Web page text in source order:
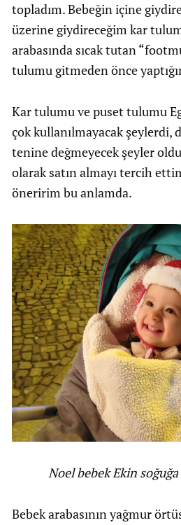
topladım. Bebeğin içine
üzerine giydireceğim kar
arabasında sıcak tutan
tulumu gitmeden önce
Kar tulumu ve puset tulumu
çok kullanılmayacak şeylerdi,
tenine değmeyecek şeyler
olarak satın almayı tercih
öneririm bu anlamda.
Noel bebek Ekin
Bebek arabasının yağmur